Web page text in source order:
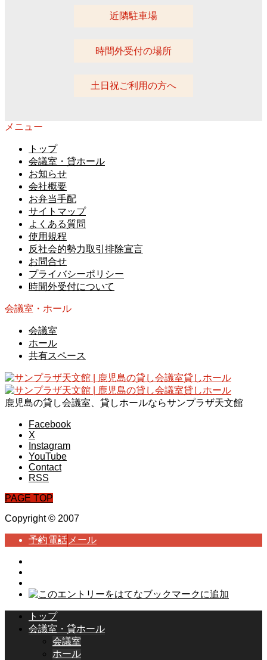
近隣駐車場
時間外受付の場所
土日祝ご利用の方へ
メニュー
トップ
会議室・貸ホール
お知らせ
会社概要
お弁当手配
サイトマップ
よくある質問
使用規程
反社会的勢力取引排除宣言
お問合せ
プライバシーポリシー
時間外受付について
会議室・ホール
会議室
ホール
共有スペース
鹿児島の貸し会議室、貸しホールならサンプラザ天文館
Facebook
X
Instagram
YouTube
Contact
RSS
PAGE TOP
Copyright © 2007
予約電話 メール
トップ
会議室・貸ホール
会議室
ホール